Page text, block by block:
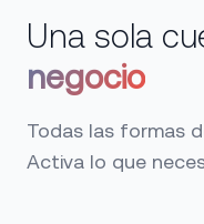
Una sola
negocio
Todas las formas
Activa lo que